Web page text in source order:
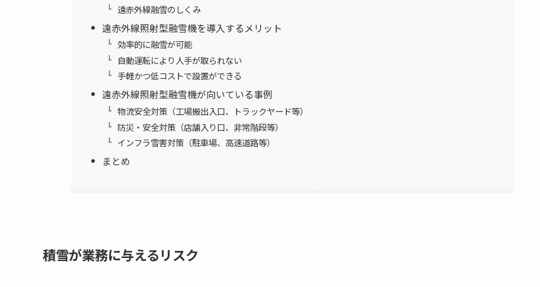
遠赤外線融雪のしくみ
遠赤外線照射型融雪機を導入するメリット
効率的に融雪が可能
自動運転により人手が取られない
手軽かつ低コストで設置ができる
遠赤外線照射型融雪機が向いている事例
物流安全対策（工場搬出入口、トラックヤード等）
防災・安全対策（店舗入り口、非常階段等）
インフラ雪害対策（駐車場、高速道路等）
まとめ
積雪が業務に与えるリスク